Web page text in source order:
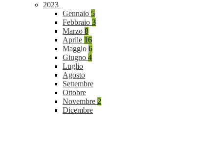
2023
Gennaio 5
Febbraio 3
Marzo 8
Aprile 16
Maggio 6
Giugno 4
Luglio
Agosto
Settembre
Ottobre
Novembre 2
Dicembre